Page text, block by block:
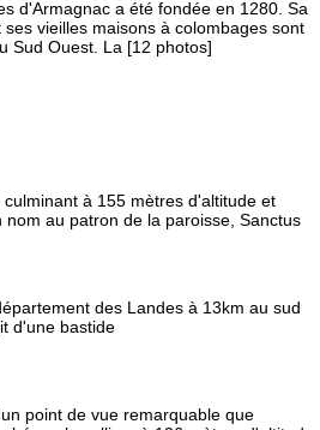
d'Armagnac a été fondée en 1280. Sa
vieilles maisons à colombages sont
Sud Ouest. La [12 photos]
à 155 mètres d'altitude et
au patron de la paroisse, Sanctus
des Landes à 13km au sud
d'une bastide
point de vue remarquable que